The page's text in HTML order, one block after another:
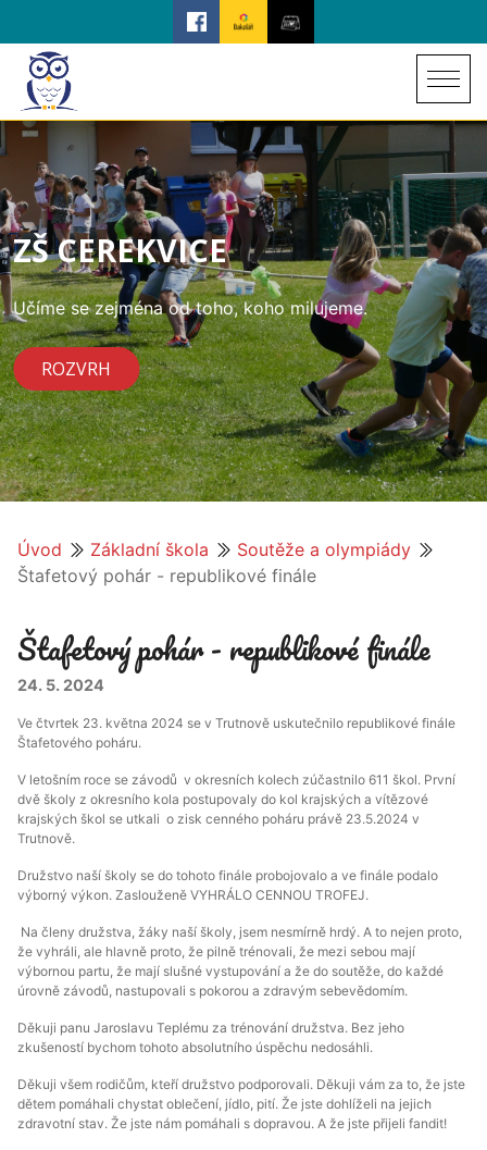
ZŠ CEREKVICE
Učíme se zejména od toho, koho milujeme.
ROZVRH
Úvod Základní škola
Soutěže a olympiády
Štafetový pohár - republikové finále
Štafetový pohár - republikové finále
24. 5. 2024
Ve čtvrtek 23. května 2024 se v Trutnově uskutečnilo republikové finále
Štafetového poháru.
V letošním roce se závodů v okresních kolech zúčastnilo 611 škol. První
dvě školy z okresního kola postupovaly do kol krajských a vítězové
krajských škol se utkali o zisk cenného poháru právě 23.5.2024 v
Trutnově.
Družstvo naší školy se do tohoto finále probojovalo a ve finále podalo
výborný výkon. Zaslouženě VYHRÁLO CENNOU TROFEJ.
Na členy družstva, žáky naší školy, jsem nesmírně hrdý. A to nejen proto,
že vyhráli, ale hlavně proto, že pilně trénovali, že mezi sebou mají
výbornou partu, že mají slušné vystupování a že do soutěže, do každé
úrovně závodů, nastupovali s pokorou a zdravým sebevědomím.
Děkuji panu Jaroslavu Teplému za trénování družstva. Bez jeho
zkušeností bychom tohoto absolutního úspěchu nedosáhli.
Děkuji všem rodičům, kteří družstvo podporovali. Děkuji vám za to, že jste
dětem pomáhali chystat oblečení, jídlo, pití. Že jste dohlíželi na jejich
zdravotní stav. Že jste nám pomáhali s dopravou. A že jste přijeli fandit!